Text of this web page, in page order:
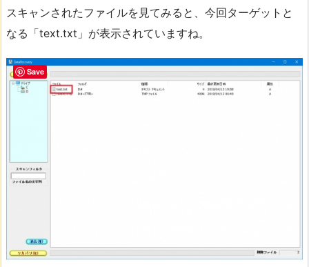
スキャンされたファイルを見てみると、今回ターゲットと
なる「text.txt」が表示されていますね。
Save